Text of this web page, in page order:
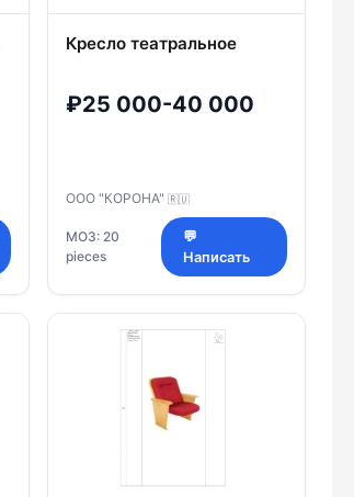
Кресло театральное
₽25 000-40 000
ООО "КОРОНА" 🇷🇺
МОЗ: 20
pieces
💬
Написать